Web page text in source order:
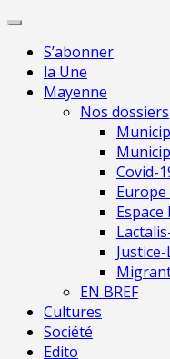
Skip
contentS’abonner
la Une
Mayenne
Nos dossiers
Covid-
EN BREF
Cultures
Société
Edito